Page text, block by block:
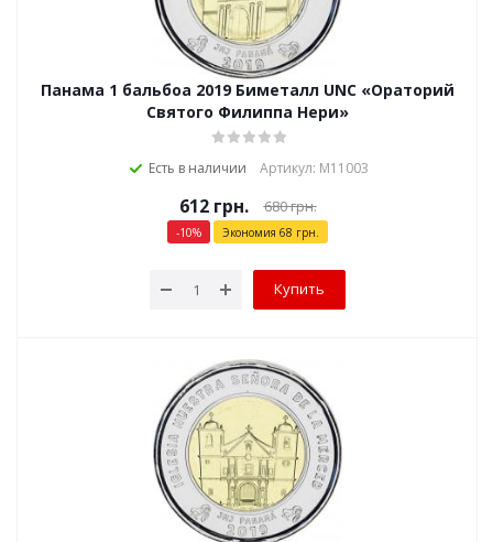
Панама 1 бальбоа 2019 Биметалл UNC «Ораторий
Святого Филиппа Нери»
Есть в наличии Артикул: М11003
612грн. 680грн.
-10% Экономия 68 грн.
Купить